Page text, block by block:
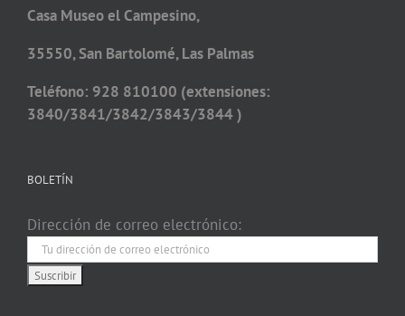
Casa Museo el Campesino,
35550, San Bartolomé, Las Palmas
Teléfono: 928 810100 (extensiones:
3840/3841/3842/3843/3844 )
BOLETÍN
Dirección de correo electrónico: